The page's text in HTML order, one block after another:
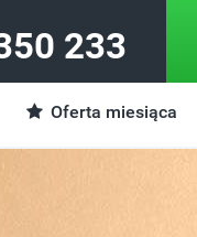
233
Oferta miesiąca